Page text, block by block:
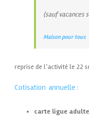
(sauf vacances
Maison pour tous
reprise de l’activité le 22
Cotisation annuelle :
carte ligue